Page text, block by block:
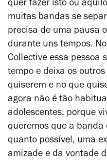
quer fazer isto ou
muitas bandas se
precisa de uma pausa
durante uns tempos.
Collective essa pessoa
tempo e deixa os
quiserem e no que
agora não é tão
adolescentes, porque
queremos que a banda
quanto possível, uma
amizade e da vontade